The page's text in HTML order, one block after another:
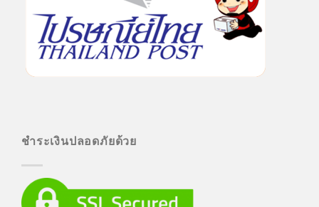
ชำระเงินปลอดภัยด้วย